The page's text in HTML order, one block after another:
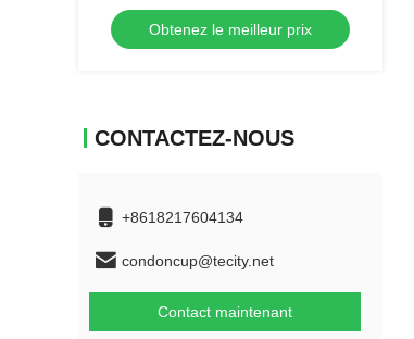
Obtenez le meilleur prix
CONTACTEZ-NOUS
+8618217604134
condoncup@tecity.net
Contact maintenant